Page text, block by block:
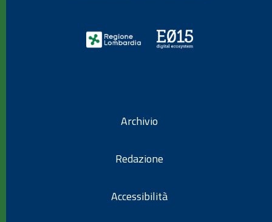
Archivio
Redazione
Accessibilità